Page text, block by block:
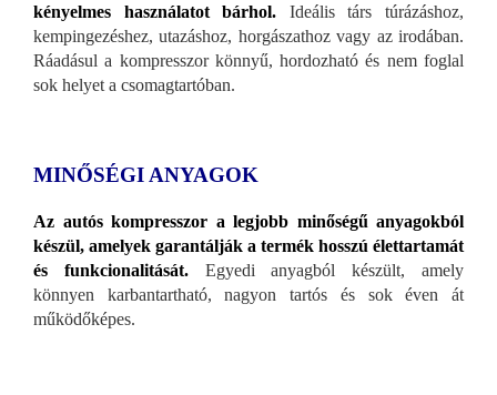
kényelmes használatot bárhol.
Ideális társ túrázáshoz,
kempingezéshez, utazáshoz, horgászathoz vagy az irodában.
Ráadásul a kompresszor könnyű, hordozható és nem foglal
sok helyet a csomagtartóban.
MINŐSÉGI ANYAGOK
Az autós kompresszor a legjobb minőségű anyagokból
készül, amelyek garantálják a termék hosszú élettartamát
és funkcionalitását.Egyedi anyagból készült, amely
könnyen karbantartható, nagyon tartós és sok éven át
működőképes.